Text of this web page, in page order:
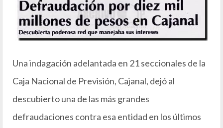
Una indagación adelantada en 21 seccionales de la
Caja Nacional de Previsión, Cajanal, dejó al
descubierto una de las más grandes
defraudaciones contra esa entidad en los últimos